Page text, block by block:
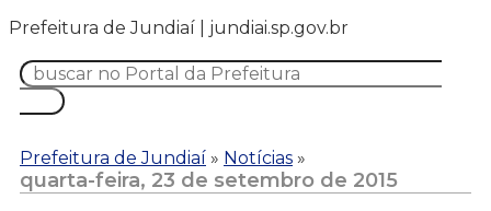
Prefeitura de Jundiaí | jundiai.sp.gov.br
Prefeitura de Jundiaí » Notícias »
quarta-feira, 23 de setembro de 2015